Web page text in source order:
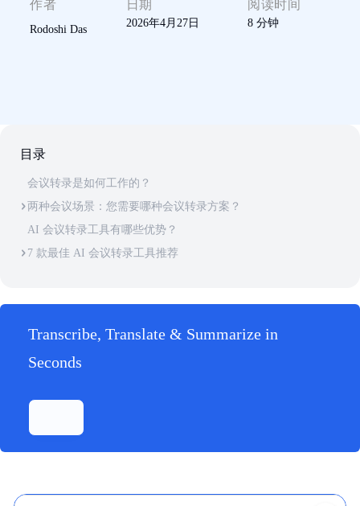
作者
Rodoshi Das
日期
2026年4月27日
阅读时间
8 分钟
目录
会议转录是如何工作的？
两种会议场景：您需要哪种会议转录方案？
AI 会议转录工具有哪些优势？
7 款最佳 AI 会议转录工具推荐
Transcribe, Translate & Summarize in
Seconds